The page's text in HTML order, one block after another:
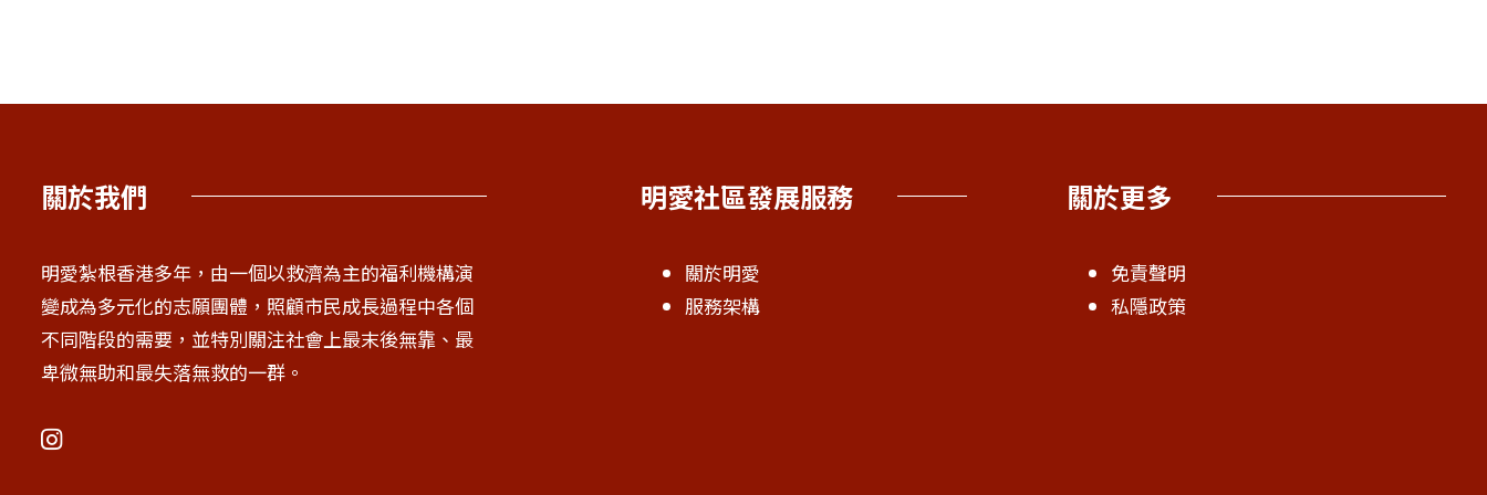
關於我們
明愛紮根香港多年，由一個以救濟為主的福利機構演
變成為多元化的志願團體，照顧市民成長過程中各個
不同階段的需要，並特別關注社會上最末後無靠、最
卑微無助和最失落無救的一群。
明愛社區發展服務
關於明愛
服務架構
關於更多
免責聲明
私隱政策